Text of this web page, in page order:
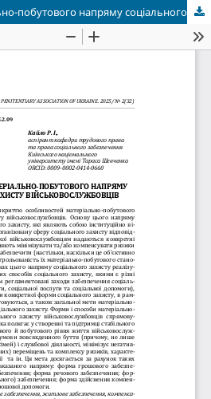
Особливості матеріально-побутового напряму соціального захисту військовослужбовців